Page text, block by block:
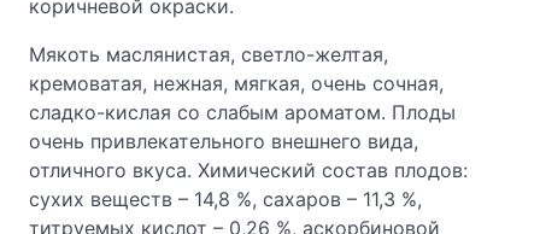
коричневой окраски.
Мякоть маслянистая, светло-желтая,
кремоватая, нежная, мягкая, очень сочная,
сладко-кислая со слабым ароматом. Плоды
очень привлекательного внешнего вида,
отличного вкуса. Химический состав плодов:
сухих веществ – 14,8 %, сахаров – 11,3 %,
титруемых кислот – 0,26 %, аскорбиновой